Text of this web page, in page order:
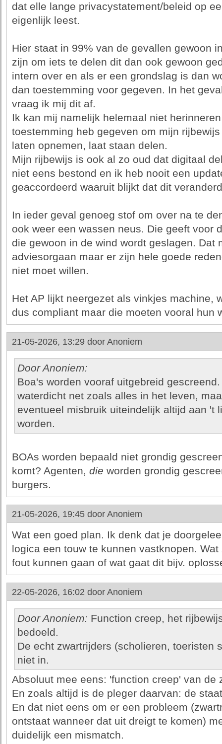
dat elle lange privacystatement/beleid op
eigenlijk leest.
Hier staat in 99% van de gevallen gewoon
zijn om iets te delen dit dan ook gewoon
intern over en als er een grondslag is dan
dan toestemming voor gegeven. In het
vraag ik mij dit af.
Ik kan mij namelijk helemaal niet
toestemming heb gegeven om mijn
laten opnemen, laat staan delen.
Mijn rijbewijs is ook al zo oud dat digitaal
niet eens bestond en ik heb nooit een
geaccordeerd waaruit blijkt dat dit
In ieder geval genoeg stof om over na te
ook weer een wassen neus. Die geeft voor
die gewoon in de wind wordt geslagen. Dat
adviesorgaan maar er zijn hele goede
niet moet willen.
Het AP lijkt neergezet als vinkjes machine,
dus compliant maar die moeten vooral hun
21-05-2026, 13:29 door Anoniem
Door Anoniem:
Boa's worden vooraf uitgebreid
waterdicht net zoals alles in het leven,
eventueel misbruik uiteindelijk altijd aan 't
worden.
BOAs worden bepaald niet grondig
komt? Agenten, die worden grondig
burgers.
21-05-2026, 19:45 door Anoniem
Wat een goed plan. Ik denk dat je
logica een touw te kunnen vastknopen.
fout kunnen gaan of wat gaat dit bijv.
22-05-2026, 16:02 door Anoniem
Door Anoniem: Function creep, het
bedoeld.
De echt zwartrijders (scholieren, toeristen
niet in.
Absoluut mee eens: 'function creep' van de
En zoals altijd is de pleger daarvan: de
En dat niet eens om er een probleem
ontstaat wanneer dat uit dreigt te komen)
duidelijk een mismatch.